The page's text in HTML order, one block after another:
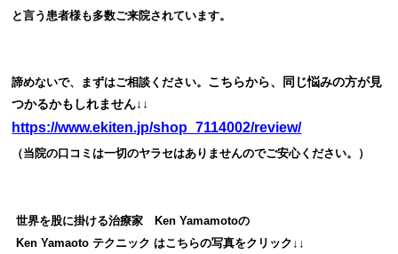
と言う患者様も多数ご来院されています。
諦めないで、まずはご相談ください。 こちらから、同じ悩みの方が見
つかるかもしれません↓↓
https://www.ekiten.jp/shop_7114002/review/
（当院の口コミは一切のヤラセはありませんのでご安心ください。）
世界を股に掛ける治療家 Ken Yamamotoの
Ken Yamaoto テクニック はこちらの写真をクリック↓↓